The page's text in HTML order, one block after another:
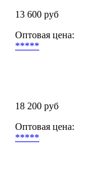
13 600 руб
Оптовая цена:
*****
18 200 руб
Оптовая цена:
*****